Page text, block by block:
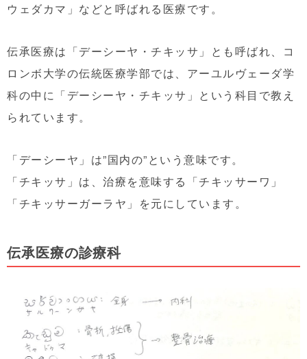
ウェダカマ」などと呼ばれる医療です。
伝承医療は「デーシーヤ・チキッサ」とも呼ばれ、コ
ロンボ大学の伝統医療学部では、アーユルヴェーダ学
科の中に「デーシーヤ・チキッサ」という科目で教え
られています。
「デーシーヤ」は”国内の”という意味です。
「チキッサ」は、治療を意味する「チキッサーワ」
「チキッサーガーラヤ」を元にしています。
伝承医療の診療科